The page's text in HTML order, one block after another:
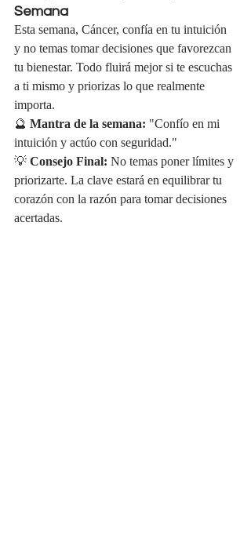
Semana
Esta semana, Cáncer, confía en tu intuición
y no temas tomar decisiones que favorezcan
tu bienestar. Todo fluirá mejor si te escuchas
a ti mismo y priorizas lo que realmente
importa.
🔮 Mantra de la semana: "Confío en mi
intuición y actúo con seguridad."
💡 Consejo Final: No temas poner límites y
priorizarte. La clave estará en equilibrar tu
corazón con la razón para tomar decisiones
acertadas.